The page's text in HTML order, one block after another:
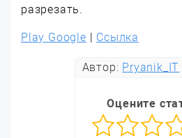
разрезать.
Play Google | Ссылка
Автор: Pryanik_IT
Оцените